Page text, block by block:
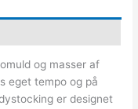
og masser af
eget tempo og på
er designet